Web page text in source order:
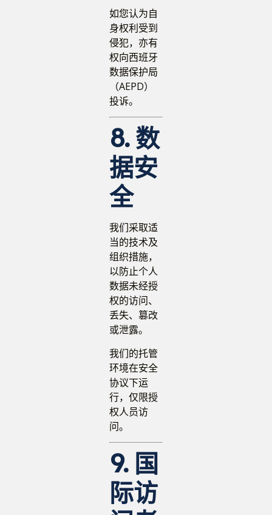
如您认为自
身权利受到
侵犯，亦有
权向西班牙
数据保护局
（AEPD）
投诉。
8. 数
据安
全
我们采取适
当的技术及
组织措施，
以防止个人
数据未经授
权的访问、
丢失、篡改
或泄露。
我们的托管
环境在安全
协议下运
行，仅限授
权人员访
问。
9. 国
际访